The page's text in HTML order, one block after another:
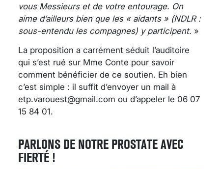
vous Messieurs et de votre entourage. On
aime d’ailleurs bien que les « aidants » (NDLR :
sous-entendu les compagnes) y participent. »
La proposition a carrément séduit l’auditoire
qui s’est rué sur Mme Conte pour savoir
comment bénéficier de ce soutien. Eh bien
c’est simple : il suffit d’envoyer un mail à
etp.varouest@gmail.com ou d’appeler le 06 07
15 84 01.
PARLONS DE NOTRE PROSTATE AVEC
FIERTÉ !